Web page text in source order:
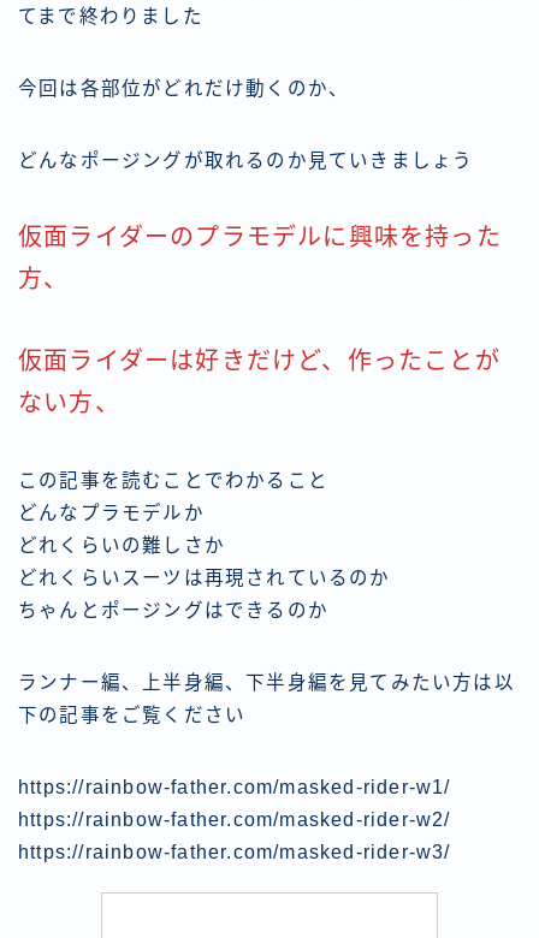
てまで終わりました
今回は各部位がどれだけ動くのか、
どんなポージングが取れるのか見ていきましょう
仮面ライダーのプラモデルに興味を持った
方、
仮面ライダーは好きだけど、作ったことが
ない方、
この記事を読むことでわかること
どんなプラモデルか
どれくらいの難しさか
どれくらいスーツは再現されているのか
ちゃんとポージングはできるのか
ランナー編、上半身編、下半身編を見てみたい方は以
下の記事をご覧ください
https://rainbow-father.com/masked-rider-w1/
https://rainbow-father.com/masked-rider-w2/
https://rainbow-father.com/masked-rider-w3/